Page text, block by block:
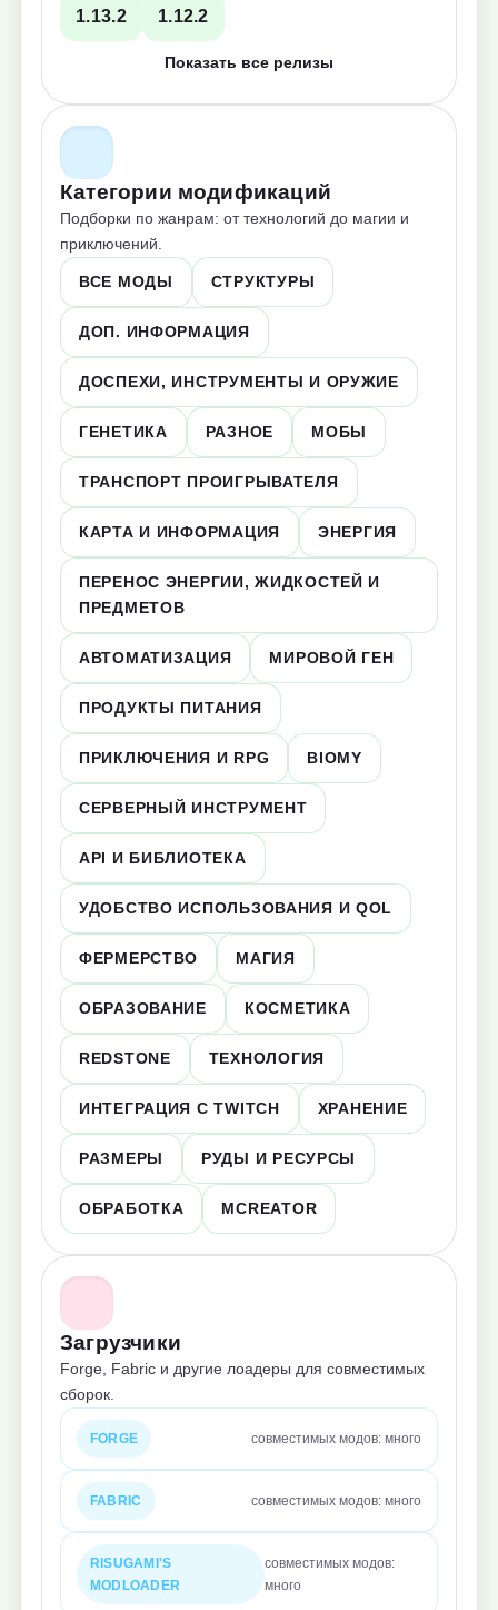
1.13.2 1.12.2
Показать все релизы
Категории модификаций
Подборки по жанрам: от технологий до магии и
приключений.
ВСЕ МОДЫ СТРУКТУРЫ
ДОП. ИНФОРМАЦИЯ
ДОСПЕХИ, ИНСТРУМЕНТЫ И ОРУЖИЕ
ГЕНЕТИКА РАЗНОЕ МОБЫ
ТРАНСПОРТ ПРОИГРЫВАТЕЛЯ
КАРТА И ИНФОРМАЦИЯ ЭНЕРГИЯ
ПЕРЕНОС ЭНЕРГИИ, ЖИДКОСТЕЙ И
ПРЕДМЕТОВ
АВТОМАТИЗАЦИЯ МИРОВОЙ ГЕН
ПРОДУКТЫ ПИТАНИЯ
ПРИКЛЮЧЕНИЯ И RPG BIOMY
СЕРВЕРНЫЙ ИНСТРУМЕНТ
API И БИБЛИОТЕКА
УДОБСТВО ИСПОЛЬЗОВАНИЯ И QOL
ФЕРМЕРСТВО МАГИЯ
ОБРАЗОВАНИЕ КОСМЕТИКА
REDSTONE ТЕХНОЛОГИЯ
ИНТЕГРАЦИЯ С TWITCH ХРАНЕНИЕ
РАЗМЕРЫ РУДЫ И РЕСУРСЫ
ОБРАБОТКА MCREATOR
Загрузчики
Forge, Fabric и другие лоадеры для совместимых
сборок.
FORGE совместимых модов: много
FABRIC совместимых модов: много
RISUGAMI'S
MODLOADER
совместимых модов:
много